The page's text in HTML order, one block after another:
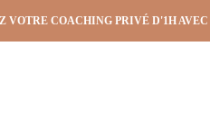
VOTRE COACHING PRIVÉ D'1H